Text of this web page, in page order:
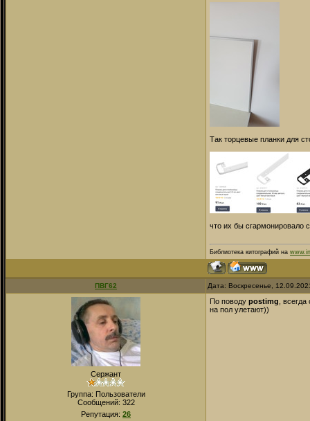
Так торцевые планки для
что их бы сгармонировало
Библиотека китографий на
ПВГ62 Дата: Воскресенье,
Сержант
Группа: Пользователи
Сообщений: 322
Репутация: 26
По поводу postimg ,
на пол улетают))